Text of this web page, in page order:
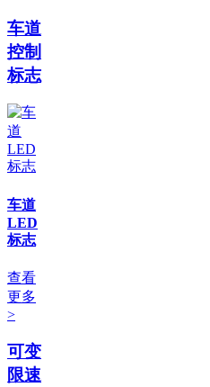
车道
控制
标志
车道
LED
标志
查看
更多
>
可变
限速